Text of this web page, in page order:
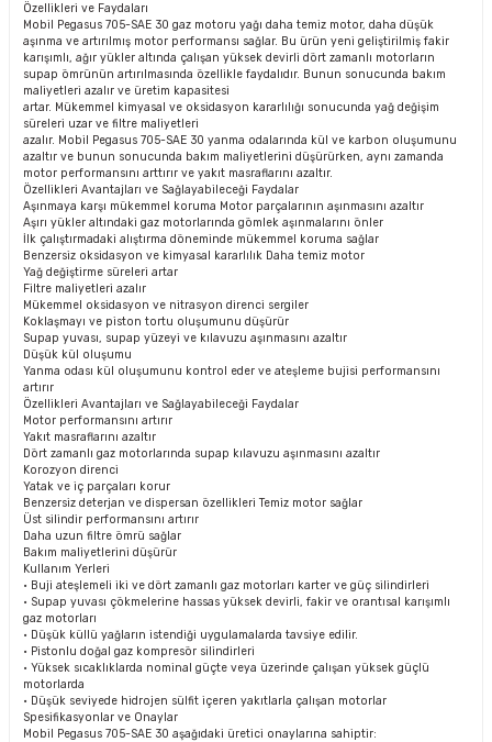
Özellikleri ve Faydaları
Mobil Pegasus 705-SAE 30 gaz motoru yağı daha temiz motor, daha düşük
aşınma ve artırılmış motor performansı sağlar. Bu ürün yeni geliştirilmiş fakir
karışımlı, ağır yükler altında çalışan yüksek devirli dört zamanlı motorların
supap ömrünün artırılmasında özellikle faydalıdır. Bunun sonucunda bakım
maliyetleri azalır ve üretim kapasitesi
artar. Mükemmel kimyasal ve oksidasyon kararlılığı sonucunda yağ değişim
süreleri uzar ve filtre maliyetleri
azalır. Mobil Pegasus 705-SAE 30 yanma odalarında kül ve karbon oluşumunu
azaltır ve bunun sonucunda bakım maliyetlerini düşürürken, aynı zamanda
motor performansını arttırır ve yakıt masraflarını azaltır.
Özellikleri Avantajları ve Sağlayabileceği Faydalar
Aşınmaya karşı mükemmel koruma Motor parçalarının aşınmasını azaltır
Aşırı yükler altındaki gaz motorlarında gömlek aşınmalarını önler
İlk çalıştırmadaki alıştırma döneminde mükemmel koruma sağlar
Benzersiz oksidasyon ve kimyasal kararlılık Daha temiz motor
Yağ değiştirme süreleri artar
Filtre maliyetleri azalır
Mükemmel oksidasyon ve nitrasyon direnci sergiler
Koklaşmayı ve piston tortu oluşumunu düşürür
Supap yuvası, supap yüzeyi ve kılavuzu aşınmasını azaltır
Düşük kül oluşumu
Yanma odası kül oluşumunu kontrol eder ve ateşleme bujisi performansını
artırır
Özellikleri Avantajları ve Sağlayabileceği Faydalar
Motor performansını artırır
Yakıt masraflarını azaltır
Dört zamanlı gaz motorlarında supap kılavuzu aşınmasını azaltır
Korozyon direnci
Yatak ve iç parçaları korur
Benzersiz deterjan ve dispersan özellikleri Temiz motor sağlar
Üst silindir performansını artırır
Daha uzun filtre ömrü sağlar
Bakım maliyetlerini düşürür
Kullanım Yerleri
• Buji ateşlemeli iki ve dört zamanlı gaz motorları karter ve güç silindirleri
• Supap yuvası çökmelerine hassas yüksek devirli, fakir ve orantısal karışımlı
gaz motorları
• Düşük küllü yağların istendiği uygulamalarda tavsiye edilir.
• Pistonlu doğal gaz kompresör silindirleri
• Yüksek sıcaklıklarda nominal güçte veya üzerinde çalışan yüksek güçlü
motorlarda
• Düşük seviyede hidrojen sülfit içeren yakıtlarla çalışan motorlar
Spesifikasyonlar ve Onaylar
Mobil Pegasus 705-SAE 30 aşağıdaki üretici onaylarına sahiptir: